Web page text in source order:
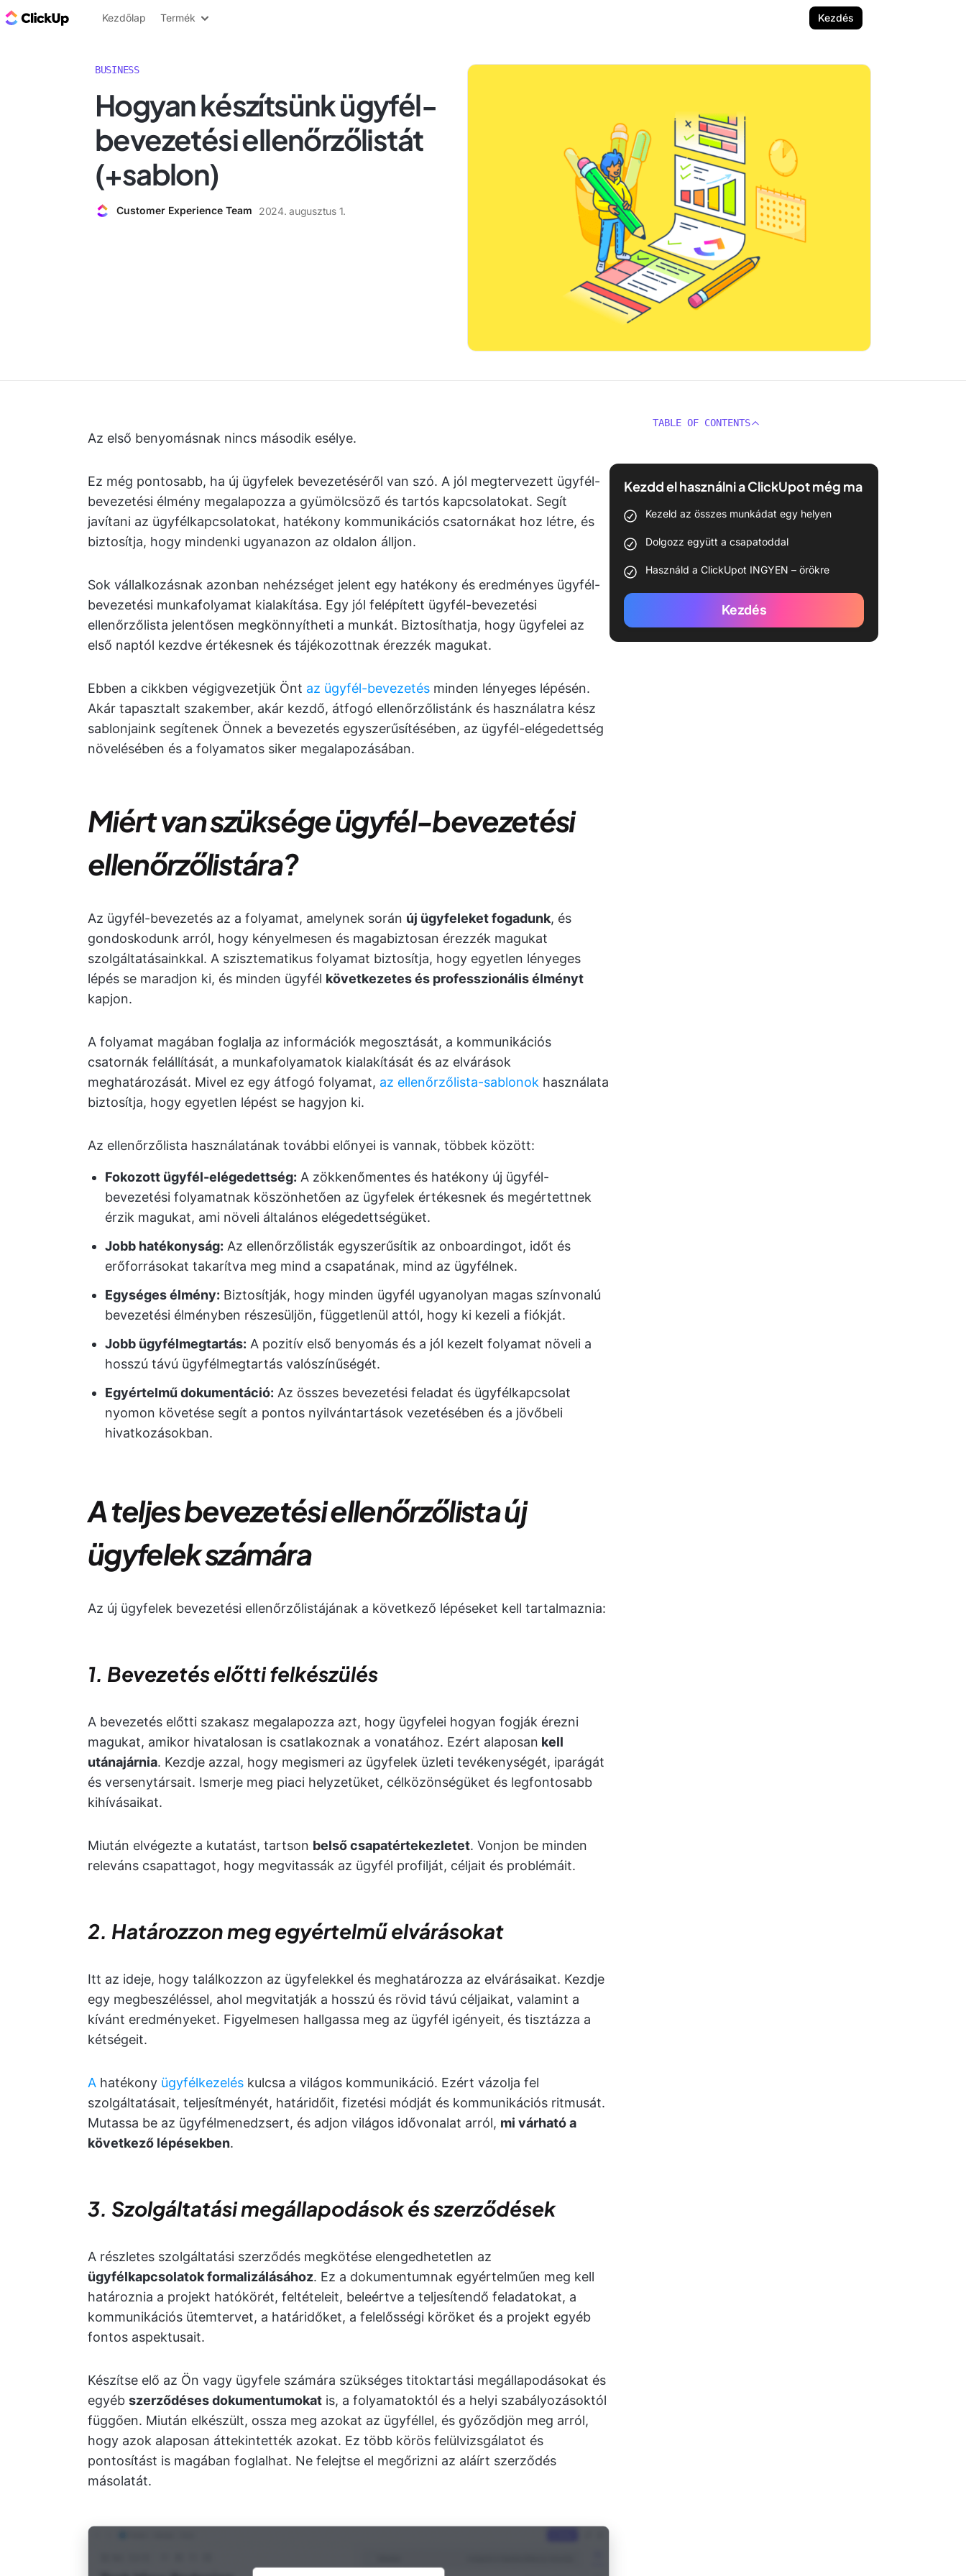
ClickUp blog
Kezdőlap Termék Kezdés
BUSINESS
Hogyan készítsünk ügyfél-
bevezetési ellenőrzőlistát
(+sablon)
Customer Experience Team 2024. augusztus 1.
Az első benyomásnak nincs második esélye.
Ez még pontosabb, ha új ügyfelek bevezetéséről van szó. A jól megtervezett ügyfél-
bevezetési élmény megalapozza a gyümölcsöző és tartós kapcsolatokat. Segít
javítani az ügyfélkapcsolatokat, hatékony kommunikációs csatornákat hoz létre, és
biztosítja, hogy mindenki ugyanazon az oldalon álljon.
Sok vállalkozásnak azonban nehézséget jelent egy hatékony és eredményes ügyfél-
bevezetési munkafolyamat kialakítása. Egy jól felépített ügyfél-bevezetési
ellenőrzőlista jelentősen megkönnyítheti a munkát. Biztosíthatja, hogy ügyfelei az
első naptól kezdve értékesnek és tájékozottnak érezzék magukat.
Ebben a cikkben végigvezetjük Önt az ügyfél-bevezetés minden lényeges lépésén.
Akár tapasztalt szakember, akár kezdő, átfogó ellenőrzőlistánk és használatra kész
sablonjaink segítenek Önnek a bevezetés egyszerűsítésében, az ügyfél-elégedettség
növelésében és a folyamatos siker megalapozásában.
Miért van szüksége ügyfél-bevezetési
ellenőrzőlistára?
Az ügyfél-bevezetés az a folyamat, amelynek során új ügyfeleket fogadunk, és
gondoskodunk arról, hogy kényelmesen és magabiztosan érezzék magukat
szolgáltatásainkkal. A szisztematikus folyamat biztosítja, hogy egyetlen lényeges
lépés se maradjon ki, és minden ügyfél következetes és professzionális élményt
kapjon.
A folyamat magában foglalja az információk megosztását, a kommunikációs
csatornák felállítását, a munkafolyamatok kialakítását és az elvárások
meghatározását. Mivel ez egy átfogó folyamat, az ellenőrzőlista-sablonok használata
biztosítja, hogy egyetlen lépést se hagyjon ki.
Az ellenőrzőlista használatának további előnyei is vannak, többek között:
Fokozott ügyfél-elégedettség: A zökkenőmentes és hatékony új ügyfél-
bevezetési folyamatnak köszönhetően az ügyfelek értékesnek és megértettnek
érzik magukat, ami növeli általános elégedettségüket.
Jobb hatékonyság: Az ellenőrzőlisták egyszerűsítik az onboardingot, időt és
erőforrásokat takarítva meg mind a csapatának, mind az ügyfélnek.
Egységes élmény: Biztosítják, hogy minden ügyfél ugyanolyan magas színvonalú
bevezetési élményben részesüljön, függetlenül attól, hogy ki kezeli a fiókját.
Jobb ügyfélmegtartás: A pozitív első benyomás és a jól kezelt folyamat növeli a
hosszú távú ügyfélmegtartás valószínűségét.
Egyértelmű dokumentáció: Az összes bevezetési feladat és ügyfélkapcsolat
nyomon követése segít a pontos nyilvántartások vezetésében és a jövőbeli
hivatkozásokban.
A teljes bevezetési ellenőrzőlista új
ügyfelek számára
Az új ügyfelek bevezetési ellenőrzőlistájának a következő lépéseket kell tartalmaznia:
1. Bevezetés előtti felkészülés
A bevezetés előtti szakasz megalapozza azt, hogy ügyfelei hogyan fogják érezni
magukat, amikor hivatalosan is csatlakoznak a vonatához. Ezért alaposan kell
utánajárnia. Kezdje azzal, hogy megismeri az ügyfelek üzleti tevékenységét, iparágát
és versenytársait. Ismerje meg piaci helyzetüket, célközönségüket és legfontosabb
kihívásaikat.
Miután elvégezte a kutatást, tartson belső csapatértekezletet. Vonjon be minden
releváns csapattagot, hogy megvitassák az ügyfél profilját, céljait és problémáit.
2. Határozzon meg egyértelmű elvárásokat
Itt az ideje, hogy találkozzon az ügyfelekkel és meghatározza az elvárásaikat. Kezdje
egy megbeszéléssel, ahol megvitatják a hosszú és rövid távú céljaikat, valamint a
kívánt eredményeket. Figyelmesen hallgassa meg az ügyfél igényeit, és tisztázza a
kétségeit.
A hatékony ügyfélkezelés kulcsa a világos kommunikáció. Ezért vázolja fel
szolgáltatásait, teljesítményét, határidőit, fizetési módját és kommunikációs ritmusát.
Mutassa be az ügyfélmenedzsert, és adjon világos idővonalat arról, mi várható a
következő lépésekben.
3. Szolgáltatási megállapodások és szerződések
A részletes szolgáltatási szerződés megkötése elengedhetetlen az
ügyfélkapcsolatok formalizálásához. Ez a dokumentumnak egyértelműen meg kell
határoznia a projekt hatókörét, feltételeit, beleértve a teljesítendő feladatokat, a
kommunikációs ütemtervet, a határidőket, a felelősségi köröket és a projekt egyéb
fontos aspektusait.
Készítse elő az Ön vagy ügyfele számára szükséges titoktartási megállapodásokat és
egyéb szerződéses dokumentumokat is, a folyamatoktól és a helyi szabályozásoktól
függően. Miután elkészült, ossza meg azokat az ügyféllel, és győződjön meg arról,
hogy azok alaposan áttekintették azokat. Ez több körös felülvizsgálatot és
pontosítást is magában foglalhat. Ne felejtse el megőrizni az aláírt szerződés
másolatát.
TABLE OF CONTENTS
Kezdd el használni a ClickUpot még ma
Kezeld az összes munkádat egy helyen
Dolgozz együtt a csapatoddal
Használd a ClickUpot INGYEN – örökre
Kezdés